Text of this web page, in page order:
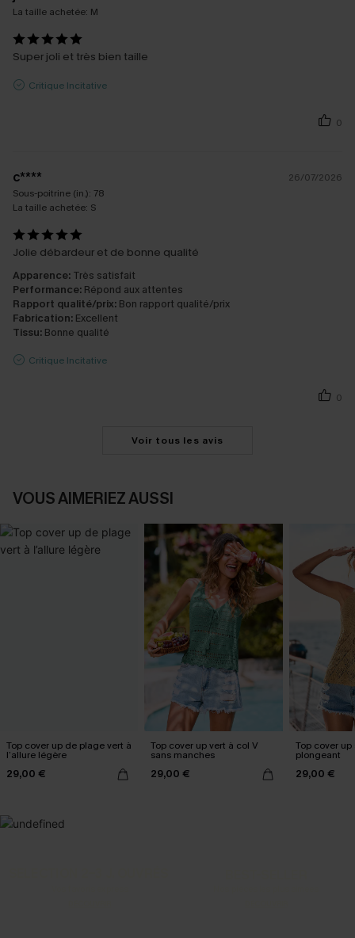
La taille achetée: M
Super joli et très bien taille
Critique Incitative
0
c****
26/07/2026
Sous-poitrine (in.): 78
La taille achetée: S
Jolie débardeur et de bonne qualité
Apparence: Très satisfait
Performance: Répond aux attentes
Rapport qualité/prix: Bon rapport qualité/prix
Fabrication: Excellent
Tissu: Bonne qualité
Critique Incitative
0
Voir tous les avis
VOUS AIMERIEZ AUSSI
Top cover up de plage vert à
l’allure légère
29,00 €
Top cover up vert à col V
sans manches
29,00 €
Top cover
plongeant
29,00 €